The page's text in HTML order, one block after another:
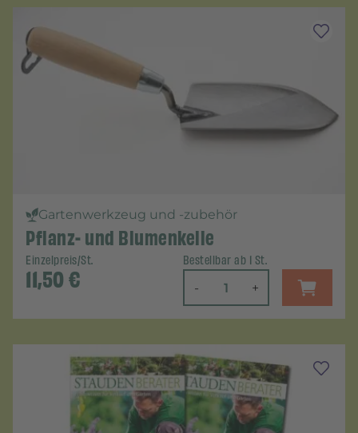
Gartenwerkzeug und -zubehör
Pflanz- und Blumenkelle
Einzelpreis/St.
11,50€
Bestellbar ab 1 St.
- +